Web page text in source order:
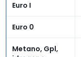
Euro I
Euro 0
Metano, Gpl,